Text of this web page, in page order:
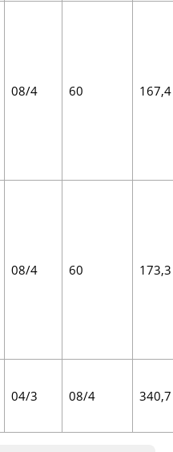
08/4 60 167,4
08/4 60 173,3
04/3 08/4 340,7